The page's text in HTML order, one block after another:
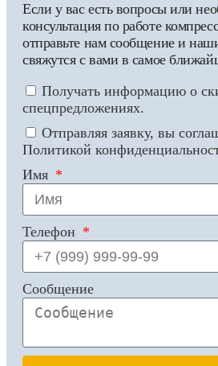
Если у вас есть вопросы или
консультация по работе
отправьте нам сообщение и
свяжутся с вами в самое
Получать информацию о
спецпредложениях.
Отправляя заявку, вы
Политикой
Имя
Телефон
Сообщение